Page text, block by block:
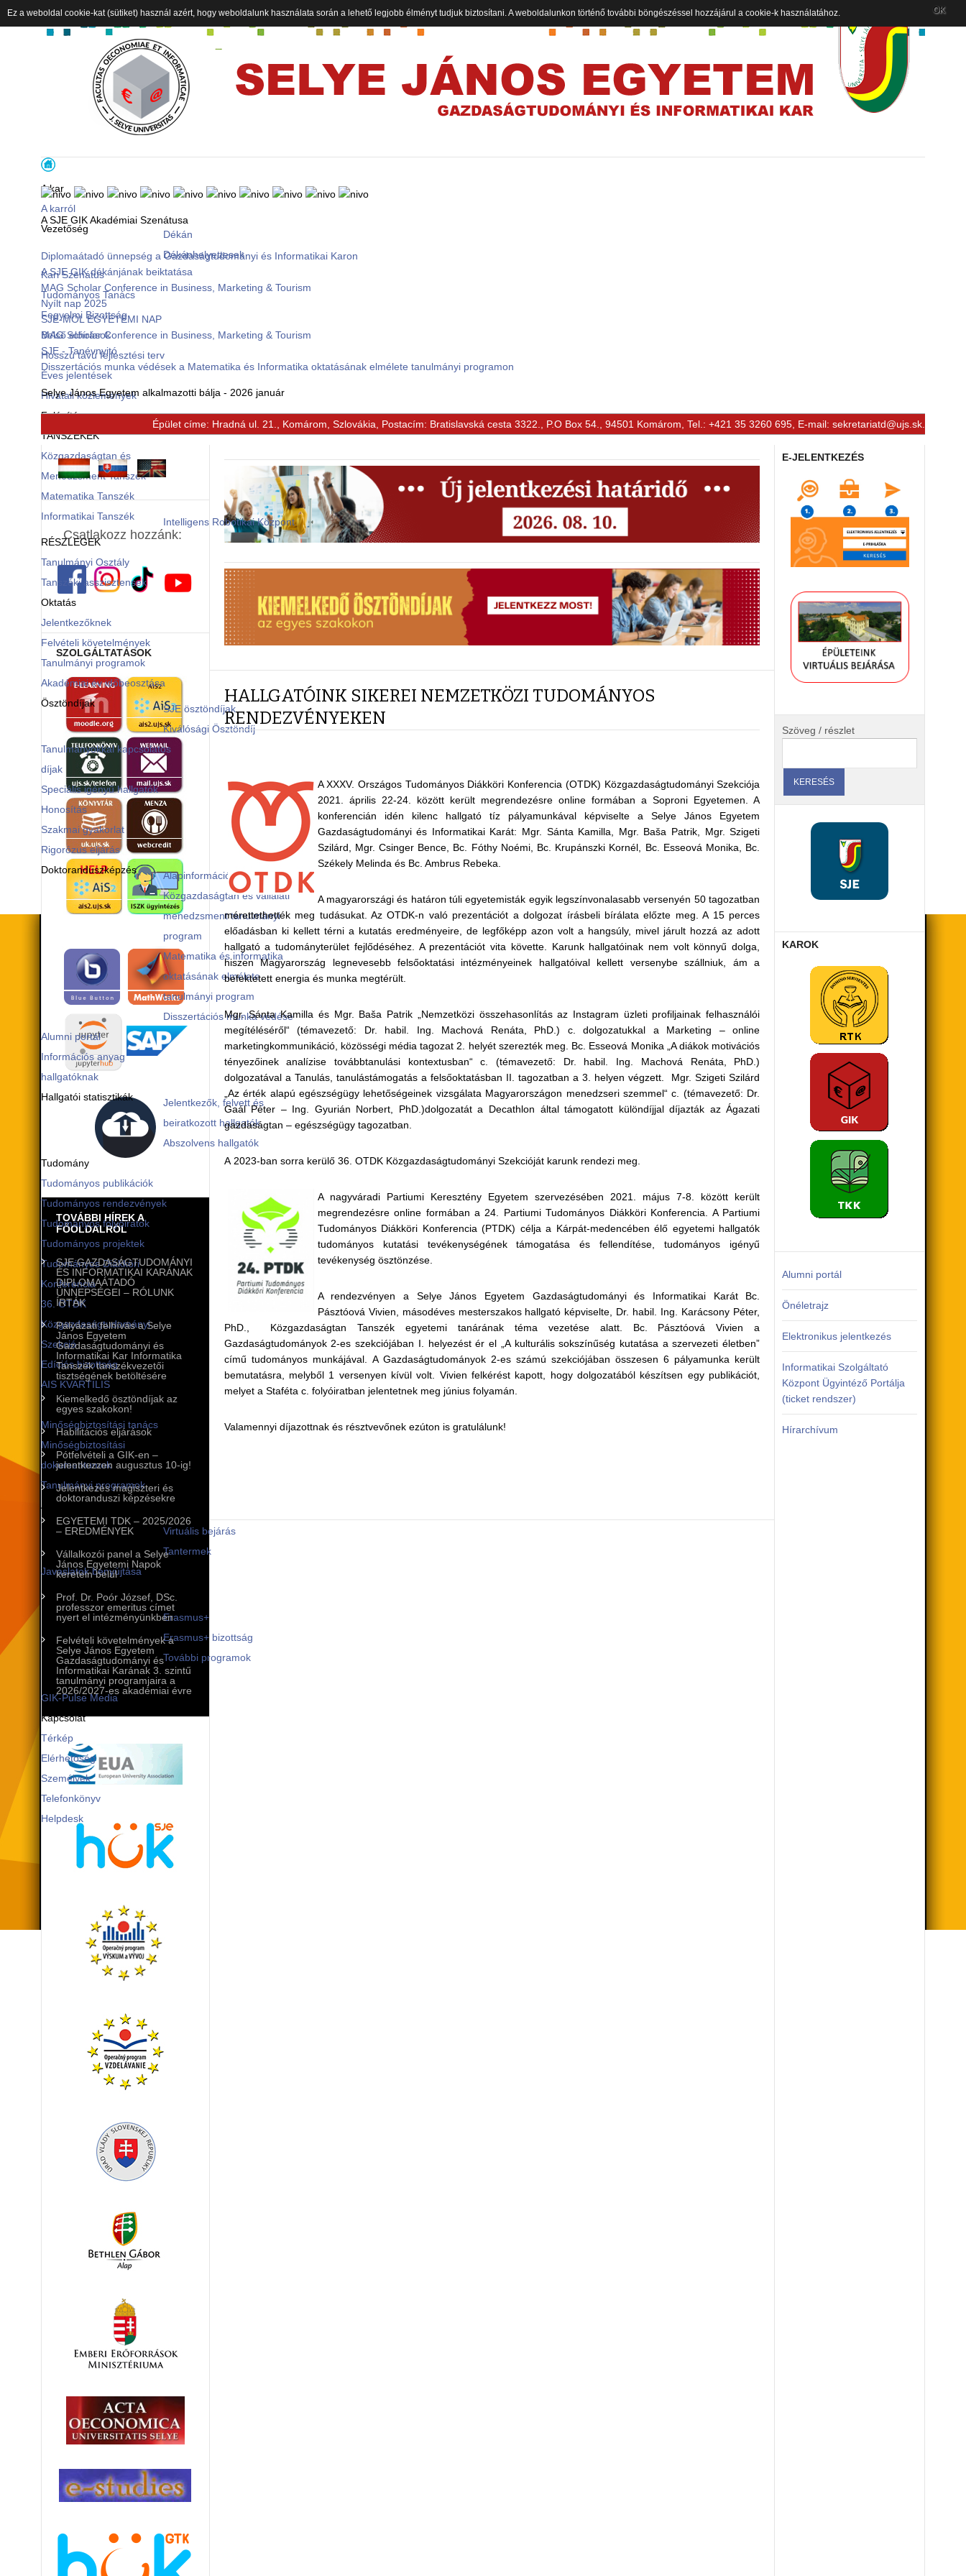
A kar
A karról
Vezetőség
Dékán
Dékánhelyettesek
Kari Szenátus
Tudományos Tanács
Fegyelmi Bizottság
Belső előírások
Hosszú távú fejlesztési terv
Éves jelentések
Hivatali közlemények
Felépítés
TANSZÉKEK
Közgazdaságtan és
Menedzsment Tanszék
Matematika Tanszék
Informatikai Tanszék
Intelligens Robotikai Központ
RÉSZLEGEK
Tanulmányi Osztály
Tanszéki asszisztensek
Oktatás
Jelentkezőknek
Felvételi követelmények
Tanulmányi programok
Akadémiai év időbeosztása
Ösztöndíjak
SJE ösztöndíjak
Kiválósági Ösztöndíj
Tanulmányokkal kapcsolatos
díjak
Speciális igényű hallgatók
Honosítás
Szakmai gyakorlat
Rigorózus eljárás
Doktoranduszképzés
Alapinformációk
Közgazdaságtan és vállalati
menedzsment tanulmányi
program
Matematika és informatika
oktatásának elmélete
tanulmányi program
Disszertációs munka védése
Alumni portál
Információs anyag
hallgatóknak
Hallgatói statisztikák
Jelentkezők, felvett és
beiratkozott hallgatók
Abszolvens hallgatók
Tudomány
Tudományos publikációk
Tudományos rendezvények
Tudományos folyóiratok
Tudományos projektek
Tudományos Diákköri
Konferencia
36. OTDK
Közgazdaságtudományi
Szekció
Edíciós bizottság
AIS KVARTILIS
Minőségbiztosítás
Minőségbiztosítási tanács
Minőségbiztosítási
dokumentumok
Tanulmányi programok
A tanulmányi programok
infrastruktúrája
Virtuális bejárás
Tantermek
Javaslatok benyújtása
Nemzetközi kapcsolatok
Mobilitási programok
Erasmus+
Erasmus+ bizottság
További programok
Kommunikáció és PR
GIK-Pulse Media
Kapcsolat
Térkép
Elérhetőség
Személyek
Telefonkönyv
Helpdesk
A SJE GIK Akadémiai Szenátusa
Diplomaátadó ünnepség a Gazdaságtudományi és Informatikai Karon
A SJE GIK dékánjának beiktatása
MAG Scholar Conference in Business, Marketing & Tourism
Nyílt nap 2025
SJE-MOL EGYETEMI NAP
MAG Scholar Conference in Business, Marketing & Tourism
SJE - Tanévnyitó
Disszertációs munka védések a Matematika és Informatika oktatásának elmélete tanulmányi programon
Selye János Egyetem alkalmazotti bálja - 2026 január
- byVinaGecko.com
Épület címe: Hradná ul. 21., Komárom, Szlovákia, Postacím: Bratislavská cesta 3322., P.O Box 54., 94501 Komárom, Tel.: +421 35 3260 695, E-mail: sekretariatd@ujs.sk
HALLGATÓINK SIKEREI NEMZETKÖZI TUDOMÁNYOS
RENDEZVÉNYEKEN
A XXXV. Országos Tudományos Diákköri Konferencia (OTDK) Közgazdaságtudományi Szekciója
2021. április 22-24. között került megrendezésre online formában a Soproni Egyetemen. A
konferencián idén kilenc hallgató tíz pályamunkával képviselte a Selye János Egyetem
Gazdaságtudományi és Informatikai Karát: Mgr. Sánta Kamilla, Mgr. Baša Patrik, Mgr. Szigeti
Szilárd, Mgr. Csinger Bence, Bc. Fóthy Noémi, Bc. Krupánszki Kornél, Bc. Esseová Monika, Bc.
Székely Melinda és Bc. Ambrus Rebeka.
A magyarországi és határon túli egyetemisták egyik legszínvonalasabb versenyén 50 tagozatban
mérettethették meg tudásukat. Az OTDK-n való prezentációt a dolgozat írásbeli bírálata előzte meg. A 15 perces
előadásban ki kellett térni a kutatás eredményeire, de legfőképp azon volt a hangsúly, mivel járult hozzá az adott
hallgató a tudományterület fejlődéséhez. A prezentációt vita követte. Karunk hallgatóinak nem volt könnyű dolga,
hiszen Magyarország legnevesebb felsőoktatási intézményeinek hallgatóival kellett versenybe szállniuk, ám a
befektetett energia és munka megtérült.
Mgr. Sánta Kamilla és Mgr. Baša Patrik „Nemzetközi összehasonlítás az Instagram üzleti profiljainak felhasználói
megítéléséről“ (témavezető: Dr. habil. Ing. Machová Renáta, PhD.) c. dolgozatukkal a Marketing – online
marketingkommunikáció, közösségi média tagozat 2. helyét szerezték meg. Bc. Esseová Monika „A diákok motivációs
tényezőinek analízise továbbtanulási kontextusban“ c. (témavezető: Dr. habil. Ing. Machová Renáta, PhD.)
dolgozatával a Tanulás, tanulástámogatás a felsőoktatásban II. tagozatban a 3. helyen végzett. Mgr. Szigeti Szilárd
„Az érték alapú egészségügy lehetőségeinek vizsgálata Magyarországon menedzseri szemmel“ c. (témavezető: Dr.
Gaál Péter – Ing. Gyurián Norbert, PhD.)dolgozatát a Decathlon által támogatott különdíjjal díjazták az Ágazati
gazdaságtan – egészségügy tagozatban.
A 2023-ban sorra kerülő 36. OTDK Közgazdaságtudományi Szekcióját karunk rendezi meg.
A nagyváradi Partiumi Keresztény Egyetem szervezésében 2021. május 7-8. között került
megrendezésre online formában a 24. Partiumi Tudományos Diákköri Konferencia. A Partiumi
Tudományos Diákköri Konferencia (PTDK) célja a Kárpát‐medencében élő egyetemi hallgatók
tudományos kutatási tevékenységének támogatása és fellendítése, tudományos igényű
tevékenység ösztönzése.
A rendezvényen a Selye János Egyetem Gazdaságtudományi és Informatikai Karát Bc.
Pásztóová Vivien, másodéves mesterszakos hallgató képviselte, Dr. habil. Ing. Karácsony Péter,
PhD., Közgazdaságtan Tanszék egyetemi tanárának téma vezetése alatt. Bc. Pásztóová Vivien a
Gazdaságtudományok 2-es szekciójában I. helyezést ér el „A kulturális sokszínűség kutatása a szervezeti életben”
című tudományos munkájával. A Gazdaságtudományok 2-es számú szekciójában összesen 6 pályamunka került
bemutatásra, melyből 1 versenyen kívül volt. Vivien felkérést kapott, hogy dolgozatából készítsen egy publikációt,
melyet a Staféta c. folyóiratban jelentetnek meg június folyamán.
Valamennyi díjazottnak és résztvevőnek ezúton is gratulálunk!
E-JELENTKEZÉS
Szöveg / részlet
KAROK
Alumni portál
Önéletrajz
Elektronikus jelentkezés
Informatikai Szolgáltató
Központ Ügyintéző Portálja
(ticket rendszer)
Hírarchívum
Csatlakozz hozzánk:
SZOLGÁLTATÁSOK
TOVÁBBI HÍREK A
FŐOLDALRÓL
SJE GAZDASÁGTUDOMÁNYI
ÉS INFORMATIKAI KARÁNAK
DIPLOMAÁTADÓ
ÜNNEPSÉGEI – RÓLUNK
ÍRTÁK
Pályázati felhívás a Selye
János Egyetem
Gazdaságtudományi és
Informatikai Kar Informatika
Tanszék tanszékvezetői
tisztségének betöltésére
Kiemelkedő ösztöndíjak az
egyes szakokon!
Habilitációs eljárások
Pótfelvételi a GIK-en –
jelentkezzen augusztus 10-ig!
Jelentkezés magiszteri és
doktoranduszi képzésekre
EGYETEMI TDK – 2025/2026
– EREDMÉNYEK
Vállalkozói panel a Selye
János Egyetemi Napok
keretein belül
Prof. Dr. Poór József, DSc.
professzor emeritus címet
nyert el intézményünkben
Felvételi követelmények a
Selye János Egyetem
Gazdaságtudományi és
Informatikai Karának 3. szintű
tanulmányi programjaira a
2026/2027-es akadémiai évre
Ez a weboldal cookie-kat (sütiket) használ azért, hogy weboldalunk használata során a lehető legjobb élményt tudjuk biztosítani. A weboldalunkon történő további böngészéssel hozzájárul a cookie-k használatához. OK